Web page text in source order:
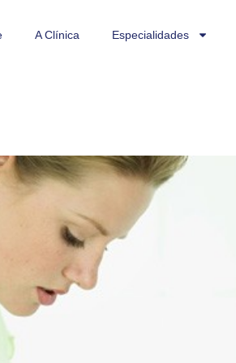
A Clínica Especialidades